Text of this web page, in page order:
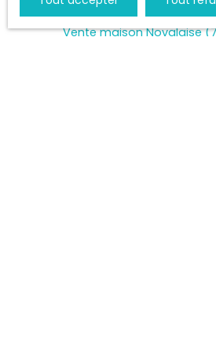
Vente villa Novalaise
Vente maison Novalaise